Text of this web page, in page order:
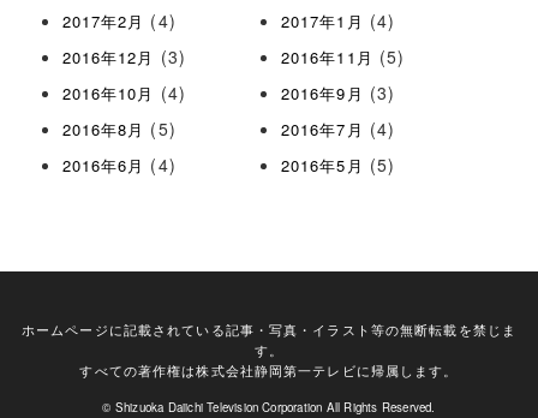
2017年2月 (4) 2017年1月 (4)
2016年12月 (3) 2016年11月 (5)
2016年10月 (4) 2016年9月 (3)
2016年8月 (5) 2016年7月 (4)
2016年6月 (4) 2016年5月 (5)
ホームページに記載されている記事・写真・イラスト等の無断転載を禁じま
す。
すべての著作権は株式会社静岡第一テレビに帰属します。
© Shizuoka Daiichi Television Corporation All Rights Reserved.